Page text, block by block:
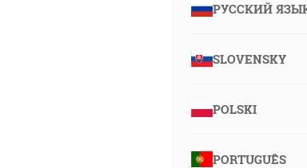
РУССКИЙ
SLOVENSKY
POLSKI
PORTUGUÊS